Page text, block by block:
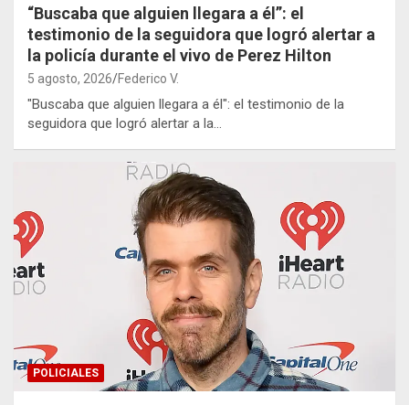
“Buscaba que alguien llegara a él”: el
testimonio de la seguidora que logró alertar a
la policía durante el vivo de Perez Hilton
5 agosto, 2026 Federico V.
"Buscaba que alguien llegara a él": el testimonio de la
seguidora que logró alertar a la…
POLICIALES